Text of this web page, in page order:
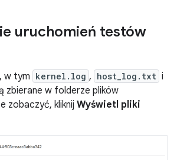
uruchomień testów
w tym kernel.log , host_log.txt i
zbierane w folderze plików
zobaczyć, kliknij Wyświetl pliki